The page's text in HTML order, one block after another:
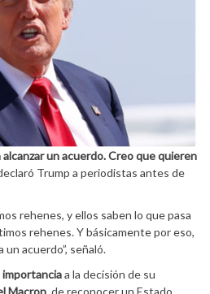
un acuerdo. Creo que quieren
Trump a periodistas antes de
rehenes, y ellos saben lo que pasa
rehenes. Y básicamente por eso,
acuerdo”, señaló.
a la decisión de su
Macron, de reconocer un Estado